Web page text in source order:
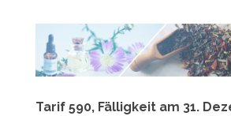
Tarif 590, Fälligkeit am 31.